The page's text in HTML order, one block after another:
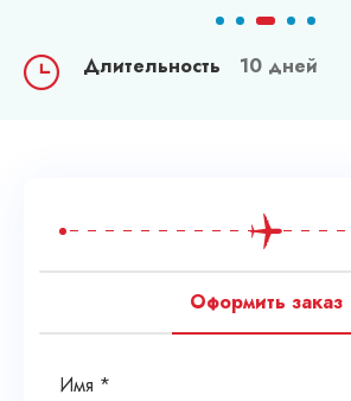
Длительность 10 дней
Оформить заказ
Имя *